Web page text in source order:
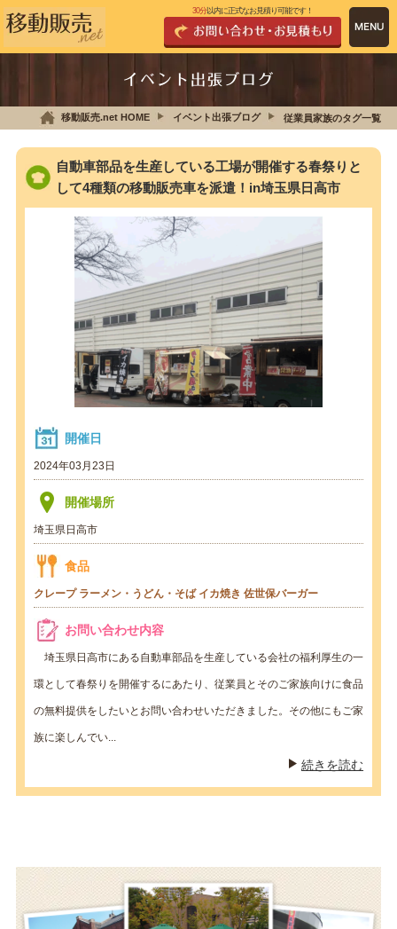
30分以内に正式なお見積り可能です！
イベント出張ブログ
移動販売.net HOME イベント出張ブログ 従業員家族のタグ一覧
自動車部品を生産している工場が開催する春祭りと
して4種類の移動販売車を派遣！in埼玉県日高市
開催日
2024年03月23日
開催場所
埼玉県日高市
食品
クレープ ラーメン・うどん・そば イカ焼き 佐世保バーガー
お問い合わせ内容
埼玉県日高市にある自動車部品を生産している会社の福利厚生の一
環として春祭りを開催するにあたり、従業員とそのご家族向けに食品
の無料提供をしたいとお問い合わせいただきました。その他にもご家
族に楽しんでい...
続きを読む